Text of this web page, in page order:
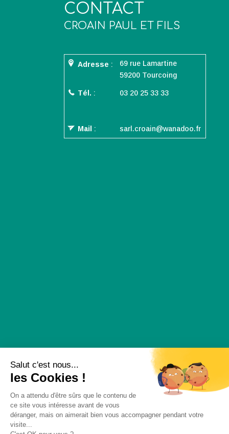
CONTACT
CROAIN PAUL ET FILS
Adresse :
69 rue Lamartine
59200 Tourcoing
Tél. : 03 20 25 33 33
Mail : sarl.croain@wanadoo.fr
ACCUEIL QUI SOMMES NOUS
BATIMENT
Salut c'est nous...
les Cookies !
On a attendu d'être sûrs que le contenu de
ce site vous intéresse avant de vous
déranger, mais on aimerait bien vous accompagner pendant votre
visite...